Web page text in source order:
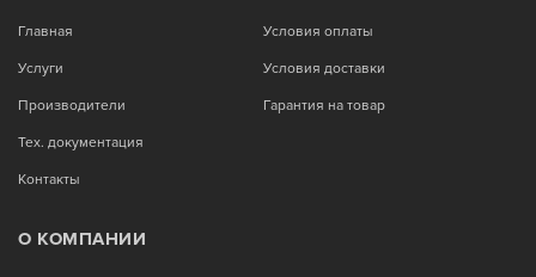
Главная
Услуги
Производители
Тех. документация
Контакты
Условия оплаты
Условия доставки
Гарантия на товар
О КОМПАНИИ